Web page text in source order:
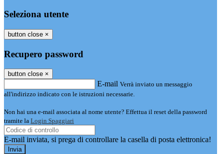
Seleziona utente
button close ×
Recupero password
button close ×
E-mail Verrà inviato un messaggio
all'indirizzo indicato con le istruzioni necessarie.
Non hai una e-mail associata al nome utente? Effettua il reset della password
tramite la Login Spaggiari
E-mail inviata, si prega di controllare la casella di posta elettronica!